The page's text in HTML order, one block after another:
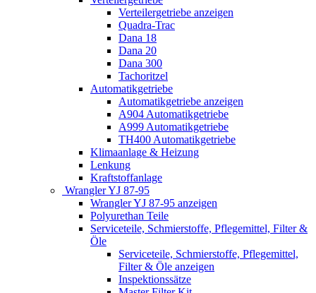
Verteilergetriebe anzeigen
Quadra-Trac
Dana 18
Dana 20
Dana 300
Tachoritzel
Automatikgetriebe
Automatikgetriebe anzeigen
A904 Automatikgetriebe
A999 Automatikgetriebe
TH400 Automatikgetriebe
Klimaanlage & Heizung
Lenkung
Kraftstoffanlage
Wrangler YJ 87-95
Wrangler YJ 87-95 anzeigen
Polyurethan Teile
Serviceteile, Schmierstoffe, Pflegemittel, Filter &
Öle
Serviceteile, Schmierstoffe, Pflegemittel,
Filter & Öle anzeigen
Inspektionssätze